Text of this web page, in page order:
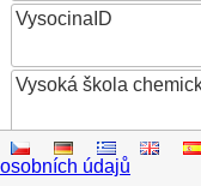
VysocinaID
Vysoká škola
Vysoká škola
osobních údajů